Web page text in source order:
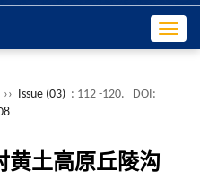
›› Issue (03) : 112 -120.
DOI:
黄土高原丘陵沟